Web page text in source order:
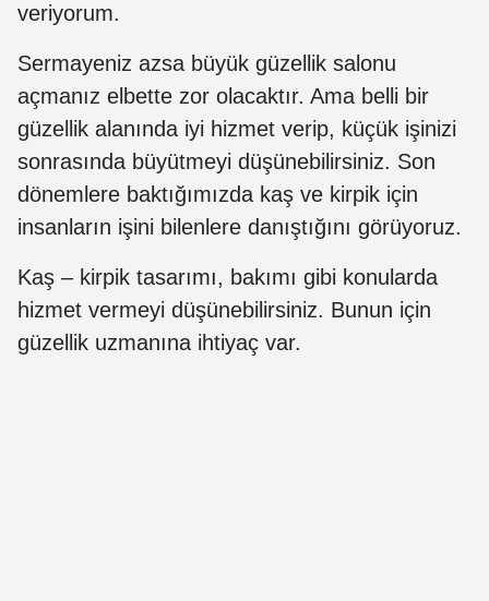
veriyorum.
Sermayeniz azsa büyük güzellik salonu
açmanız elbette zor olacaktır. Ama belli bir
güzellik alanında iyi hizmet verip, küçük işinizi
sonrasında büyütmeyi düşünebilirsiniz. Son
dönemlere baktığımızda kaş ve kirpik için
insanların işini bilenlere danıştığını görüyoruz.
Kaş – kirpik tasarımı, bakımı gibi konularda
hizmet vermeyi düşünebilirsiniz. Bunun için
güzellik uzmanına ihtiyaç var.